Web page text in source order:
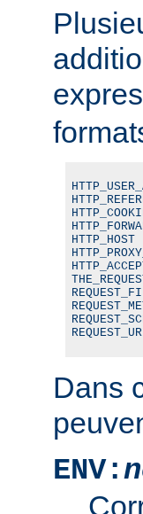
Dans
ENV: